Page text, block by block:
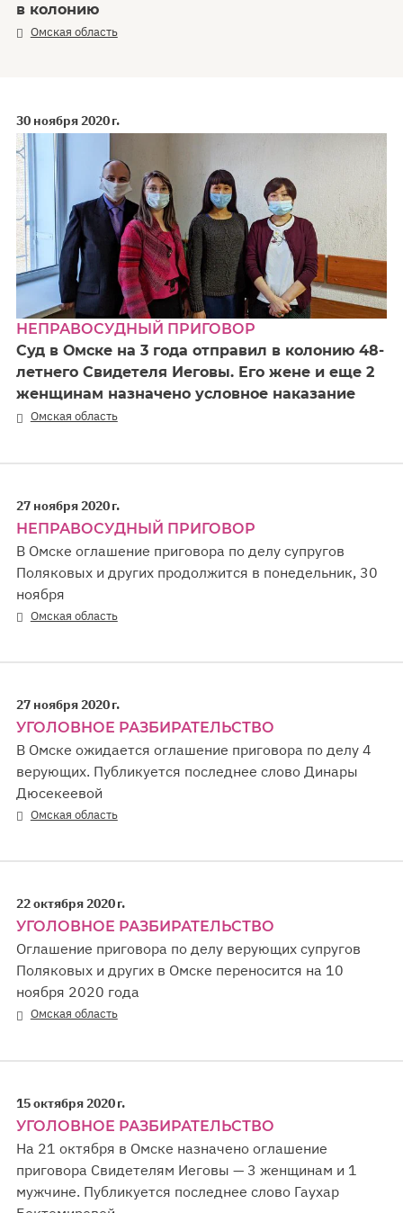
в колонию
Омская область
30 ноября 2020 г.
НЕПРАВОСУДНЫЙ ПРИГОВОР
Суд в Омске на 3 года отправил в колонию 48-
летнего Свидетеля Иеговы. Его жене и еще 2
женщинам назначено условное наказание
Омская область
27 ноября 2020 г.
НЕПРАВОСУДНЫЙ ПРИГОВОР
В Омске оглашение приговора по делу супругов
Поляковых и других продолжится в понедельник, 30
ноября
Омская область
27 ноября 2020 г.
УГОЛОВНОЕ РАЗБИРАТЕЛЬСТВО
В Омске ожидается оглашение приговора по делу 4
верующих. Публикуется последнее слово Динары
Дюсекеевой
Омская область
22 октября 2020 г.
УГОЛОВНОЕ РАЗБИРАТЕЛЬСТВО
Оглашение приговора по делу верующих супругов
Поляковых и других в Омске переносится на 10
ноября 2020 года
Омская область
15 октября 2020 г.
УГОЛОВНОЕ РАЗБИРАТЕЛЬСТВО
На 21 октября в Омске назначено оглашение
приговора Свидетелям Иеговы — 3 женщинам и 1
мужчине. Публикуется последнее слово Гаухар